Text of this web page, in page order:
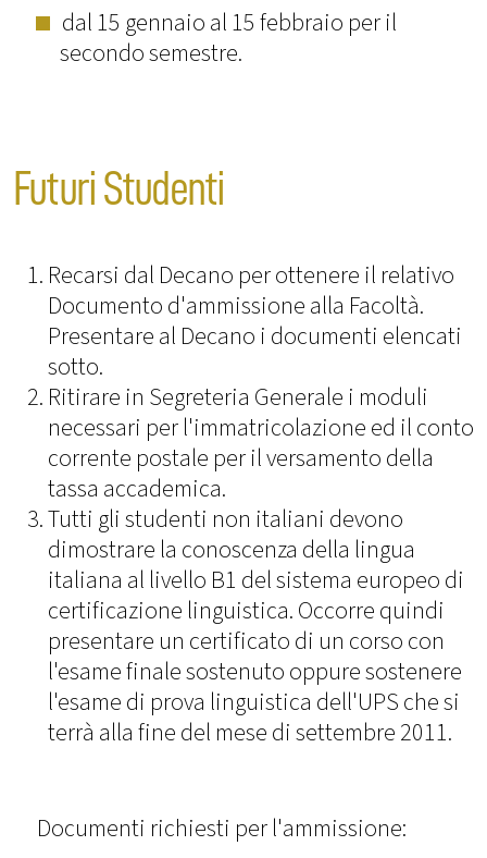
dal 15 gennaio al 15 febbraio per il
secondo semestre.
Futuri Studenti
Recarsi dal Decano per ottenere il relativo
Documento d'ammissione alla Facoltà.
Presentare al Decano i documenti elencati
sotto.
Ritirare in Segreteria Generale i moduli
necessari per l'immatricolazione ed il conto
corrente postale per il versamento della
tassa accademica.
Tutti gli studenti non italiani devono
dimostrare la conoscenza della lingua
italiana al livello B1 del sistema europeo di
certificazione linguistica. Occorre quindi
presentare un certificato di un corso con
l'esame finale sostenuto oppure sostenere
l'esame di prova linguistica dell'UPS che si
terrà alla fine del mese di settembre 2011.
Documenti richiesti per l'ammissione: